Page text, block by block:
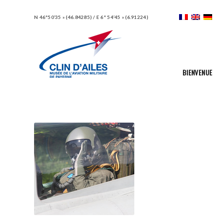
N 46°50’35 » (46.84285) / E 6° 54’45 » (6.91224)
BIENVENUE